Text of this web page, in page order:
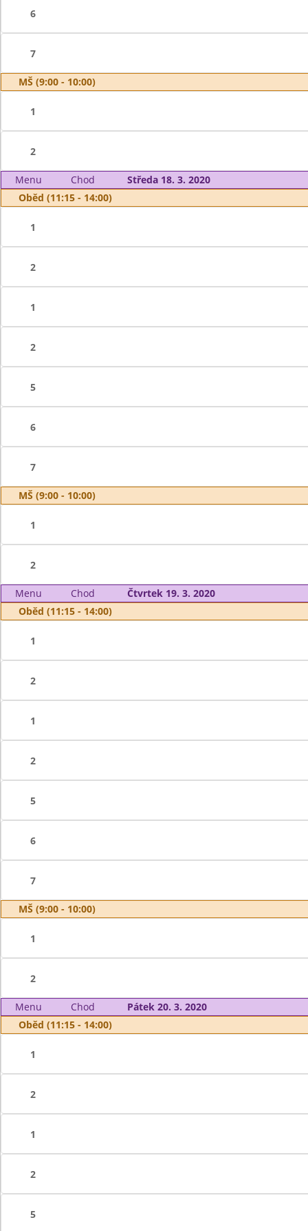
6
7
MŠ (9:00 - 10:00)
1
2
Menu Chod
Středa 18. 3. 2020
Oběd (11:15 - 14:00)
1
2
1
2
5
6
7
MŠ (9:00 - 10:00)
1
2
Menu Chod
Čtvrtek 19. 3. 2020
Oběd (11:15 - 14:00)
1
2
1
2
5
6
7
MŠ (9:00 - 10:00)
1
2
Menu Chod
Pátek 20. 3. 2020
Oběd (11:15 - 14:00)
1
2
1
2
5